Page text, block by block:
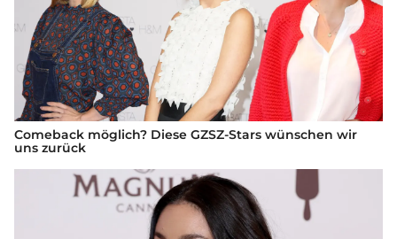
Comeback möglich? Diese GZSZ-Stars wünschen wir
uns zurück